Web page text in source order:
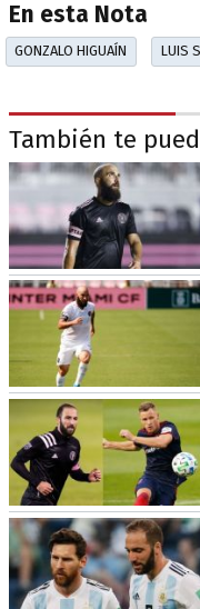
En esta Nota
GONZALO HIGUAÍN LUIS
También te